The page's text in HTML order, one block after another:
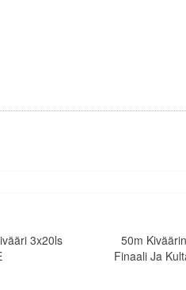
3x20ls
50m
Finaali Ja